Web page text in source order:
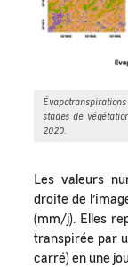
stades de
2020.
Les valeurs
droite de
(mm/j). Elles
transpirée par
carré) en une